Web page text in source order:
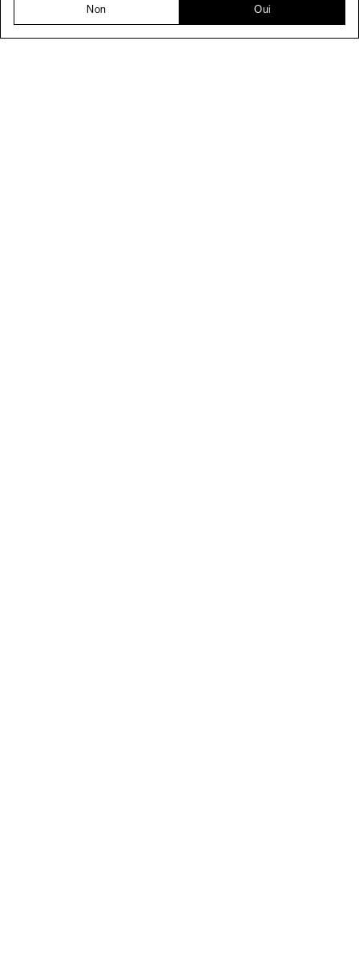
Non Oui